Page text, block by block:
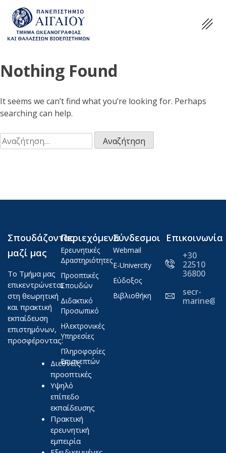
Nothing Found
It seems we can’t find what you’re looking for. Perhaps
searching can help.
Σπουδάζοντας
μαζί μας
Το Τμήμα μας
επικεντρώνεται
στη θεωρητική
και πρακτική
εκπαίδευση
επιστημόνων,
προσφέροντας:
Διεθνείς
προοπτικές
Υψηλό
επίπεδο
εκπαίδευσης
Πρακτική
ερευνητική
εμπειρία
Περιεχόμενα
Ερευνητικές
Δραστηριότητες
Προοπτικές
Σπουδών
Διδακτικό
Προσωπικό
Ηλεκτρονικές
Υπηρεσίες
Πληροφορίες
Επισκεπτών
Σύνδεσμοι
Webmail
E-Univercity
Εύδοξος
Βιβλιοθήκη
Επικοινωνία
+30
22510
36800
secr-